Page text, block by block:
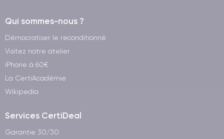
Qui sommes-nous ?
Démocratiser le reconditionné
Visitez notre atelier
iPhone à 60€
La CertiAcadémie
Wikipedia
Services CertiDeal
Garantie 30/30